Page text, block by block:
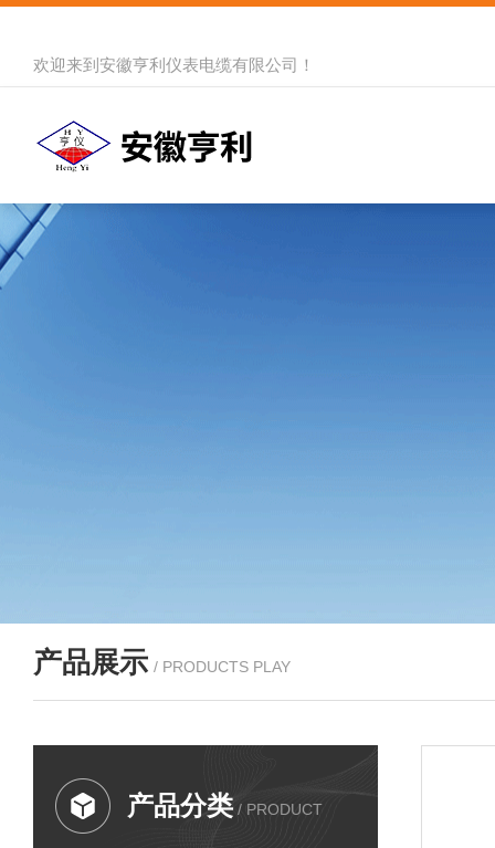
欢迎来到 安徽亨利仪表电缆有限公司 ！
产品展示 / PRODUCTS PLAY
产品分类 / PRODUCT